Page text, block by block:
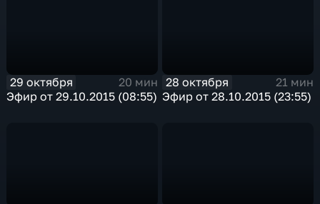
29 октября
20 мин
Эфир от 29.10.2015 (08:55)
28 октября
21 мин
Эфир от 28.10.2015 (23:55)